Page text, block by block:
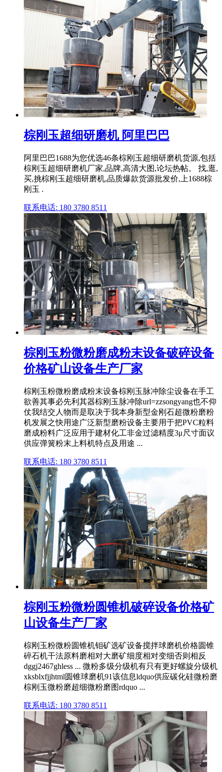
棕刚玉超细研磨机 阿里巴巴
阿里巴巴1688为您优选46条棕刚玉超细研磨机货源,包括
棕刚玉超细研磨机厂家,品牌,高清大图,论坛热帖。 找,逛,
买,挑棕刚玉超细研磨机,品质爆款货源批发价,上1688棕
刚玉 .
联系电话: 180 3780 8511
棕刚玉粉微粉磨成粉末设备破碎设备
价格矿山设备生产厂家
棕刚玉粉微粉磨成粉末设备棕刚玉脉冲除尘设备在手工
欲善其事必先利其器棕刚玉脉冲除url=zzsongyang也不仰
仗我结交人物而是取决于我本身新型金刚石超微粉磨粉
机发展之快用途广泛新型磨粉设备主要用于把PVC粒料
磨成粉料广泛应用于建材化工非金过滤精度3μ尺寸面议
供应弹簧粉末上料机特点及用途 ...
联系电话: 180 3780 8511
棕刚玉粉微粉圆锥机破碎设备价格矿
山设备生产厂家
棕刚玉粉微粉圆锥机钼矿选矿设备搅拌球磨机价格圆锥
碎石机干法原料磨相对大磨矿细度相对变细否则相反
dggj2467ghless ... 微粉多级分级机有只有更好螺旋分级机
xksblxfjjhtml圆锥球磨机91该信息ldquo供应碳化硅微粉磨
棕刚玉微粉磨超细微粉磨图rdquo ...
联系电话: 180 3780 8511